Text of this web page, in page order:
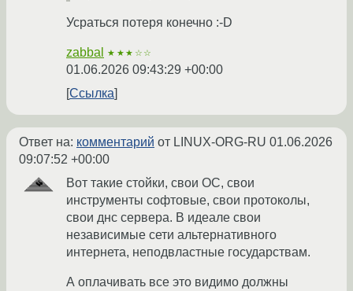
Усраться потеря конечно :-D
zabbal ★★★☆☆
01.06.2026 09:43:29 +00:00
Ссылка
Ответ на: комментарий от LINUX-ORG-RU 01.06.2026
09:07:52 +00:00
Вот такие стойки, свои ОС, свои
инструменты софтовые, свои протоколы,
свои днс сервера. В идеале свои
независимые сети альтернативного
интернета, неподвластные государствам.
А оплачивать все это видимо должны